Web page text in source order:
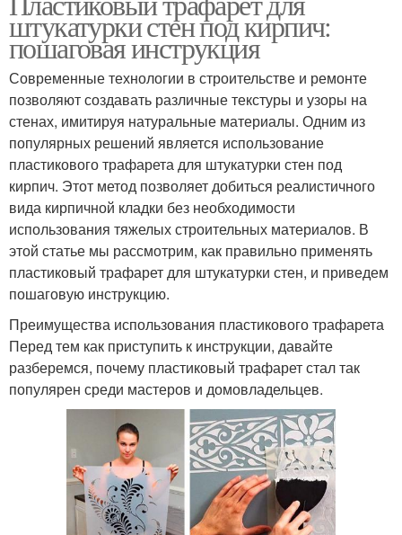
штукатурки стен под кирпич:
пошаговая инструкция
Современные технологии в строительстве и ремонте
позволяют создавать различные текстуры и узоры на
стенах, имитируя натуральные материалы. Одним из
популярных решений является использование
пластикового трафарета для штукатурки стен под
кирпич. Этот метод позволяет добиться реалистичного
вида кирпичной кладки без необходимости
использования тяжелых строительных материалов. В
этой статье мы рассмотрим, как правильно применять
пластиковый трафарет для штукатурки стен, и приведем
пошаговую инструкцию.
Преимущества использования пластикового трафарета
Перед тем как приступить к инструкции, давайте
разберемся, почему пластиковый трафарет стал так
популярен среди мастеров и домовладельцев.